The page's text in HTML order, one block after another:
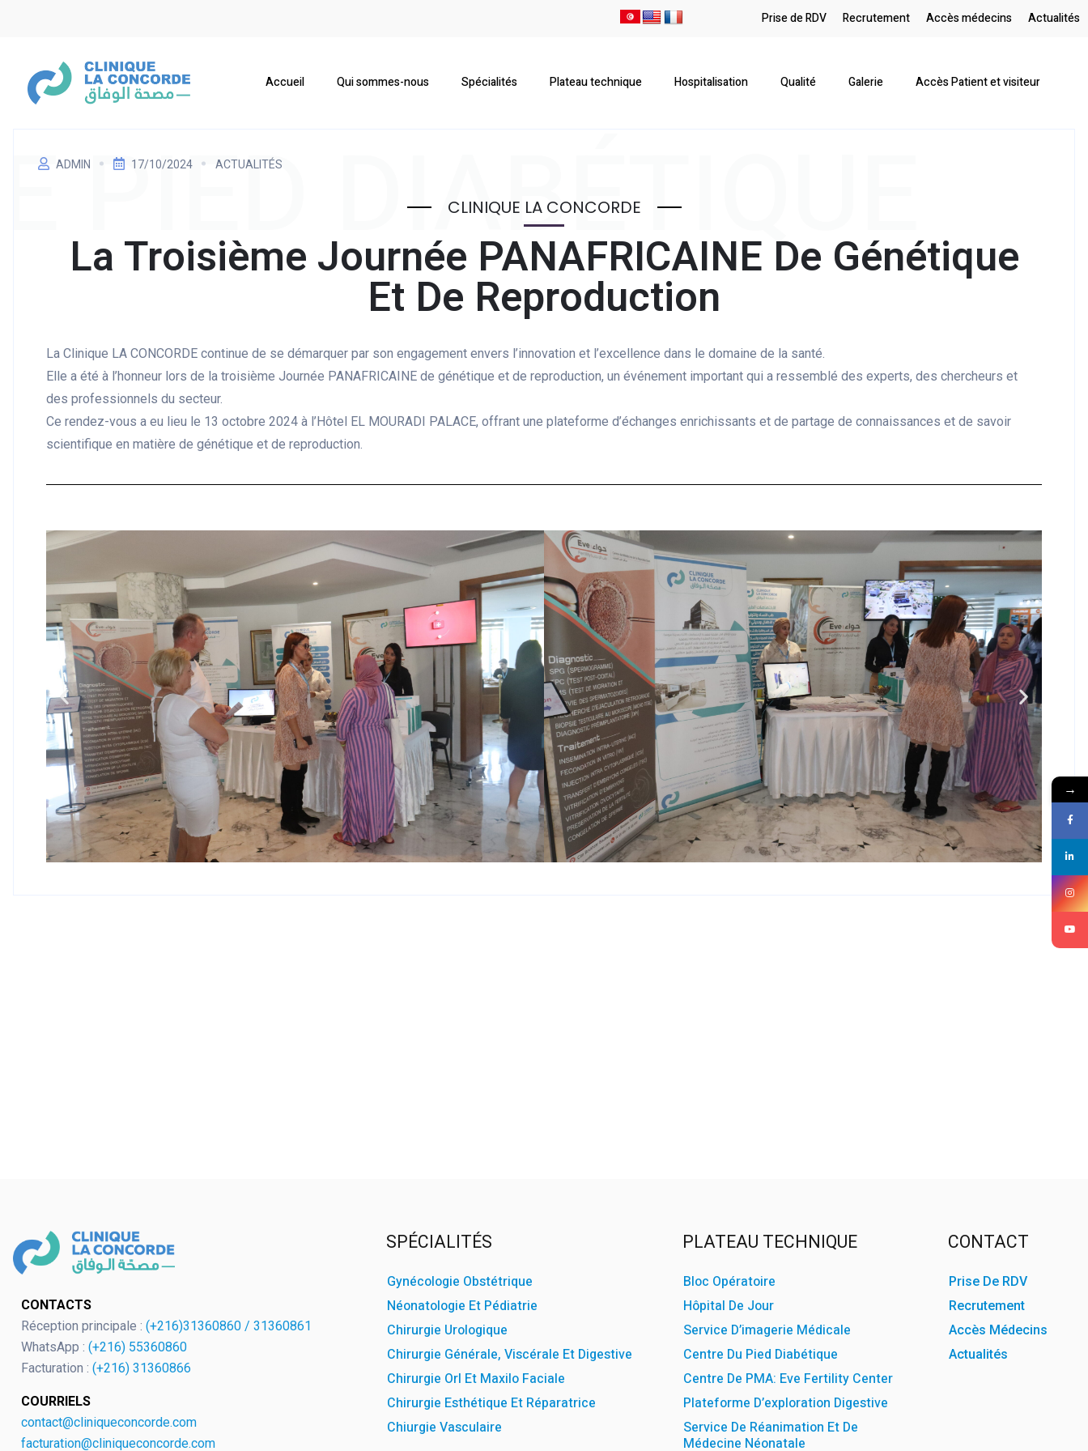
OK
European Commission | Cookies Policy
Prise de RDV Recrutement Accès médecins Actualités
Accueil Qui sommes-nous Spécialités Plateau technique Hospitalisation Qualité Galerie Accès Patient et visiteur
ADMIN 17/10/2024 ACTUALITÉS
PIED DIABÉTIQUE
La Troisième Journée PANAFRICAINE De Génétique
Et De Reproduction
CLINIQUE LA CONCORDE
La Clinique LA CONCORDE continue de se démarquer par son engagement envers l’innovation et l’excellence dans le domaine de la santé.
Elle a été à l’honneur lors de la troisième Journée PANAFRICAINE de génétique et de reproduction, un événement important qui a ressemblé des experts, des chercheurs et
des professionnels du secteur.
Ce rendez-vous a eu lieu le 13 octobre 2024 à l’Hôtel EL MOURADI PALACE, offrant une plateforme d’échanges enrichissants et de partage de connaissances et de savoir
scientifique en matière de génétique et de reproduction.
CONTACTS
Réception principale : (+216)31360860 / 31360861
WhatsApp : (+216) 55360860
Facturation : (+216) 31360866
COURRIELS
contact@cliniqueconcorde.com
facturation@cliniqueconcorde.com
SPÉCIALITÉS
Gynécologie Obstétrique
Néonatologie Et Pédiatrie
Chirurgie Urologique
Chirurgie Générale, Viscérale Et Digestive
Chirurgie Orl Et Maxilo Faciale
Chirurgie Esthétique Et Réparatrice
Chiurgie Vasculaire
PLATEAU TECHNIQUE
Bloc Opératoire
Hôpital De Jour
Service D’imagerie Médicale
Centre Du Pied Diabétique
Centre De PMA: Eve Fertility Center
Plateforme D’exploration Digestive
Service De Réanimation Et De
Médecine Néonatale
CONTACT
Prise De RDV
Recrutement
Accès Médecins
Actualités
→